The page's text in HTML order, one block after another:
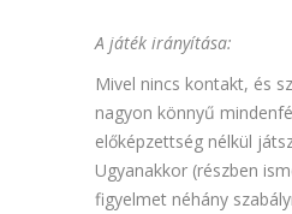
A játék irányítása:
Mivel nincs kontakt, és
nagyon könnyű
előképzettség nélkül
Ugyanakkor (részben
figyelmet néhány